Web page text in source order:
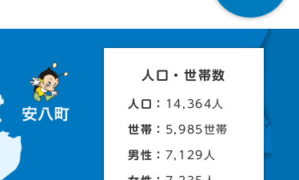
人口・世帯数
人口： 14,364人
世帯： 5,985世帯
男性： 7,129人